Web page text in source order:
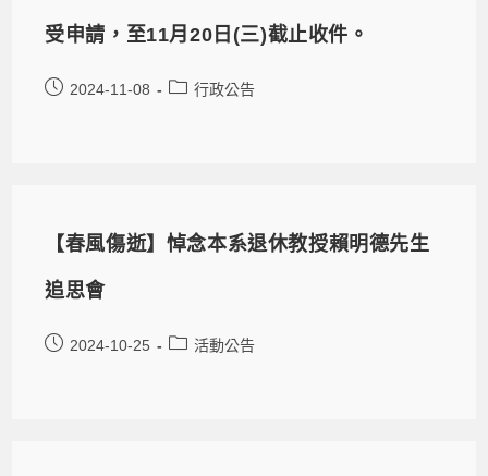
受申請，至11月20日(三)截止收件。
2024-11-08 行政公告
【春風傷逝】悼念本系退休教授賴明德先生
追思會
2024-10-25 活動公告